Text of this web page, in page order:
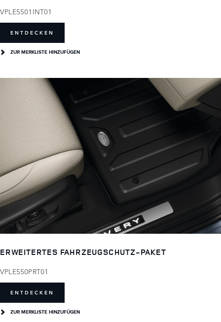
VPLE5501INT01
ENTDECKEN
ZUR MERKLISTE HINZUFÜGEN
ERWEITERTES FAHRZEUGSCHUTZ-PAKET
VPLE550PRT01
ENTDECKEN
ZUR MERKLISTE HINZUFÜGEN